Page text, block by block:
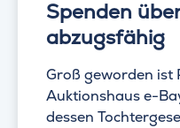
Spenden
abzugsfähig
Groß geworden ist
Auktionshaus e-
dessen